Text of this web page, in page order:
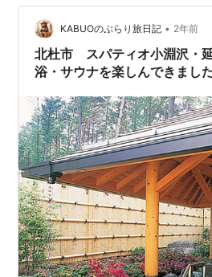
れた、 サウナ施設を中心とした
すすめ日帰り温泉・サウナ施設を
で…
KABUOのぶらり旅日記 • 2年前
北杜市 スパティオ小淵沢・
浴・サウナを楽しんできまし